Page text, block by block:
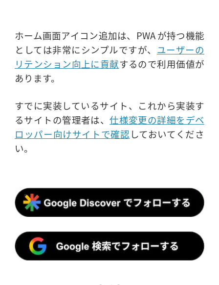
ホーム画面アイコン追加は、PWA が持つ機能
としては非常にシンプルですが、 ユーザーの
リテンション向上に貢献するので利用価値が
あります。
すでに実装しているサイト、これから実装す
るサイトの管理者は、仕様変更の詳細をデベ
ロッパー向けサイトで確認 しておいてくださ
い。